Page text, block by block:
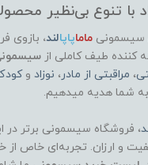
با تنوع بی‌نظیر
سیسمونی ماماپاپالند، بازوی
کننده طیف کاملی از
، مراقبتی از مادر، نوزاد و
به شما هدیه میدهیم.
، فروشگاه سیسمونی برتر در
و ارزان. تجربه‌ای خاص از